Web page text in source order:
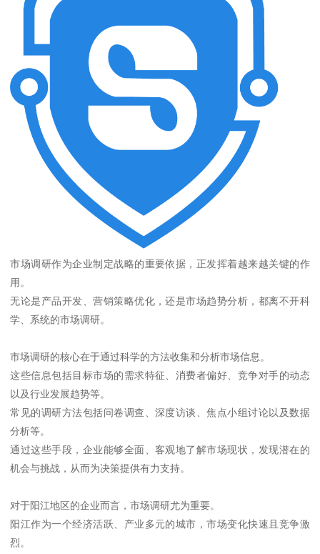
市场调研作为企业制定战略的重要依据，正发挥着越来越关键的作
用。
无论是产品开发、营销策略优化，还是市场趋势分析，都离不开科
学、系统的市场调研。
市场调研的核心在于通过科学的方法收集和分析市场信息。
这些信息包括目标市场的需求特征、消费者偏好、竞争对手的动态
以及行业发展趋势等。
常见的调研方法包括问卷调查、深度访谈、焦点小组讨论以及数据
分析等。
通过这些手段，企业能够全面、客观地了解市场现状，发现潜在的
机会与挑战，从而为决策提供有力支持。
对于阳江地区的企业而言，市场调研尤为重要。
阳江作为一个经济活跃、产业多元的城市，市场变化快速且竞争激
烈。